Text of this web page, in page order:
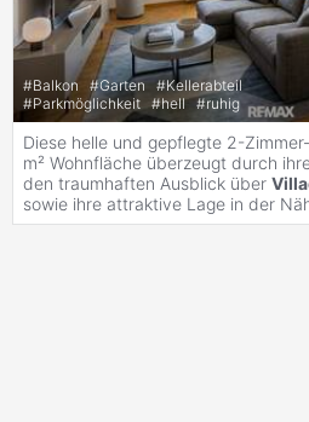
#Balkon #Garten #Kellerabteil
#Parkmöglichkeit #hell #ruhig
Diese helle und gepflegte 2-Zimmer-
m² Wohnfläche überzeugt durch
den traumhaften Ausblick über
sowie ihre attraktive Lage in der